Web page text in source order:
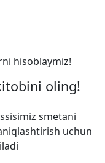
hisoblaymiz!
oling!
smetani
uchun